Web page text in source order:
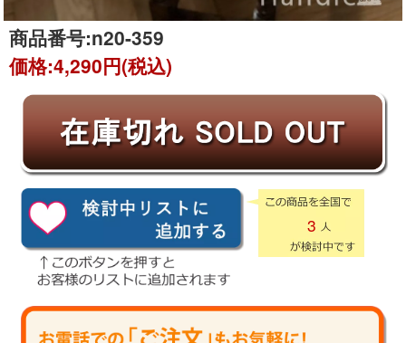
商品番号:n20-359
価格:4,290円(税込)
3